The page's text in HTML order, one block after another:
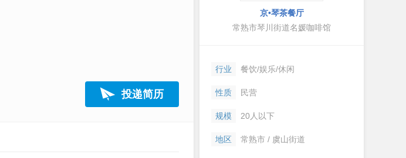
投递简历
京•琴茶餐厅
常熟市琴川街道名媛咖啡馆
行业 餐饮/娱乐/休闲
性质 民营
规模 20人以下
地区 常熟市 / 虞山街道